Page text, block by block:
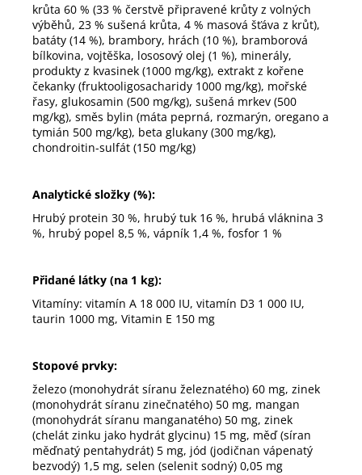
krůta 60 % (33 % čerstvě připravené krůty z volných
výběhů, 23 % sušená krůta, 4 % masová šťáva z krůt),
batáty (14 %), brambory, hrách (10 %), bramborová
bílkovina, vojtěška, lososový olej (1 %), minerály,
produkty z kvasinek (1000 mg/kg), extrakt z kořene
čekanky (fruktooligosacharidy 1000 mg/kg), mořské
řasy, glukosamin (500 mg/kg), sušená mrkev (500
mg/kg), směs bylin (máta peprná, rozmarýn, oregano a
tymián 500 mg/kg), beta glukany (300 mg/kg),
chondroitin-sulfát (150 mg/kg)
Analytické složky (%):
Hrubý protein 30 %, hrubý tuk 16 %, hrubá vláknina 3
%, hrubý popel 8,5 %, vápník 1,4 %, fosfor 1 %
Přidané látky (na 1 kg):
Vitamíny: vitamín A 18 000 IU, vitamín D3 1 000 IU,
taurin 1000 mg, Vitamin E 150 mg
Stopové prvky:
železo (monohydrát síranu železnatého) 60 mg, zinek
(monohydrát síranu zinečnatého) 50 mg, mangan
(monohydrát síranu manganatého) 50 mg, zinek
(chelát zinku jako hydrát glycinu) 15 mg, měď (síran
měďnatý pentahydrát) 5 mg, jód (jodičnan vápenatý
bezvodý) 1,5 mg, selen (selenit sodný) 0,05 mg